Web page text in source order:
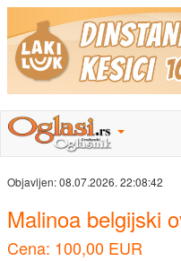
Objavljen:08.07.2026. 22:08:42
Malinoa belgijski
Cena: 100,00 EUR